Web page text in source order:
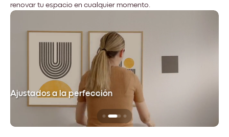
renovar tu espacio en cualquier momento.
Ajustados a la perfección